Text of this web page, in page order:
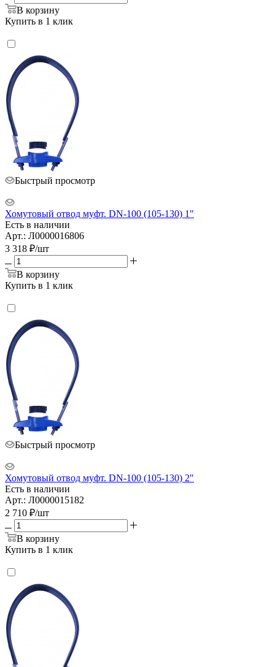
В корзину
Купить в 1 клик
Быстрый просмотр
Хомутовый отвод муфт. DN-100 (105-130) 1"
Есть в наличии
Арт.: Л0000016806
3 318 ₽/шт
В корзину
Купить в 1 клик
Быстрый просмотр
Хомутовый отвод муфт. DN-100 (105-130) 2"
Есть в наличии
Арт.: Л0000015182
2 710 ₽/шт
В корзину
Купить в 1 клик